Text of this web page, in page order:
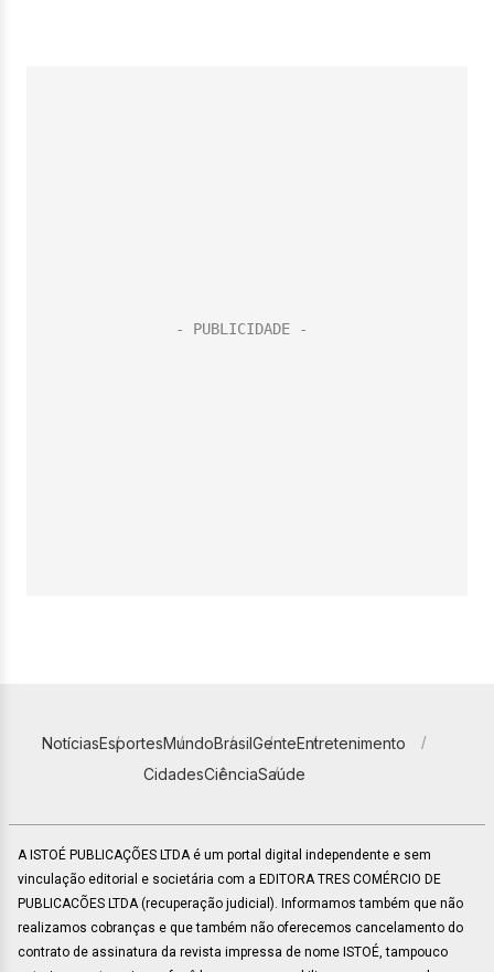
NotíciasEsportesMundoBrasilGenteEntretenimento
CidadesCiênciaSaúde
A ISTOÉ PUBLICAÇÕES LTDA é um portal digital independente e sem
vinculação editorial e societária com a EDITORA TRES COMÉRCIO DE
PUBLICACÕES LTDA (recuperação judicial). Informamos também que não
realizamos cobranças e que também não oferecemos cancelamento do
contrato de assinatura da revista impressa de nome ISTOÉ, tampouco